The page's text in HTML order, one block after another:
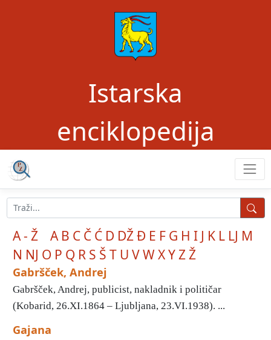
Istarska
enciklopedija
A - Ž A B C Č Ć D DŽĐ E F G H I J K L LJ M
N NJ O P Q R S Š T U VWXYZŽ
Gabršček, Andrej
Gabršček, Andrej, publicist, nakladnik i političar
(Kobarid, 26.XI.1864 – Ljubljana, 23.VI.1938). ...
Gajana